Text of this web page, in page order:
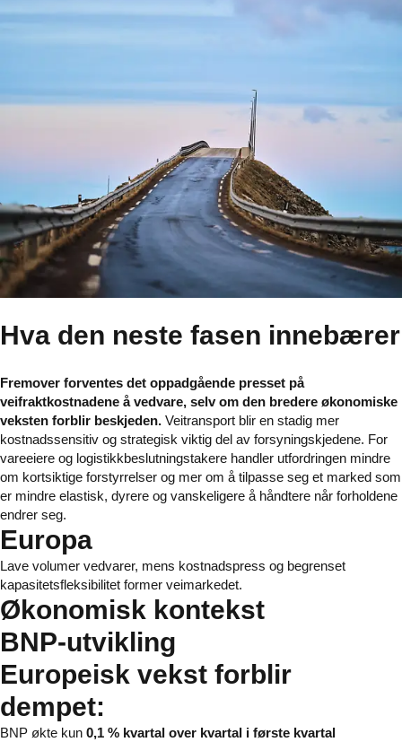
Hva den neste fasen innebærer
Fremover forventes det oppadgående presset på
veifraktkostnadene å vedvare, selv om den bredere økonomiske
veksten forblir beskjeden. Veitransport blir en stadig mer
kostnadssensitiv og strategisk viktig del av forsyningskjedene. For
vareeiere og logistikkbeslutningstakere handler utfordringen mindre
om kortsiktige forstyrrelser og mer om å tilpasse seg et marked som
er mindre elastisk, dyrere og vanskeligere å håndtere når forholdene
endrer seg.
Europa
Lave volumer vedvarer, mens kostnadspress og begrenset
kapasitetsfleksibilitet former veimarkedet.
Økonomisk kontekst
BNP-utvikling
Europeisk vekst forblir
dempet:
BNP økte kun 0,1 % kvartal over kvartal i første kvartal